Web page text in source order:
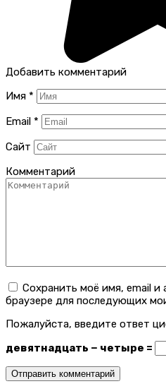
Добавить комментарий
Имя *
Email *
Сайт
Комментарий
Сохранить моё имя, email и
браузере для последующих
Пожалуйста, введите ответ
девятнадцать − четыре =